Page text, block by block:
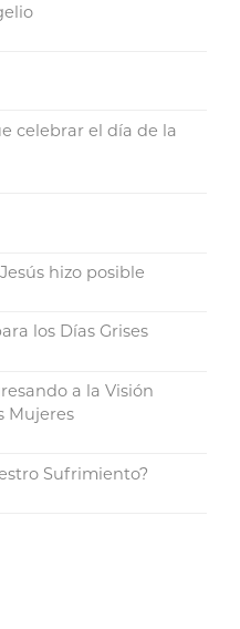
celebrar el día de la
hizo posible
los Días Grises
a la Visión
Mujeres
Sufrimiento?